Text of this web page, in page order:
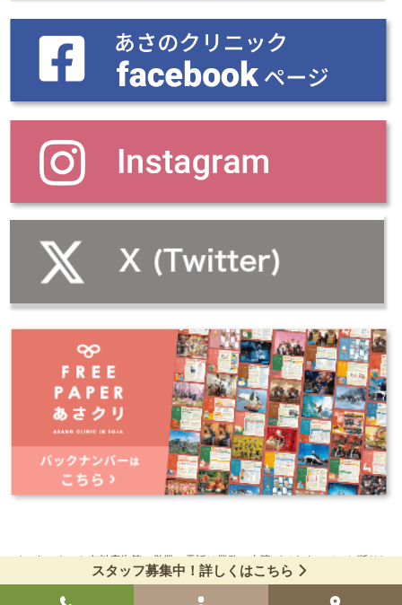
スタッフ募集中！詳しくはこちら
インターネット有料広告等、営業の電話は業務に支障がでますので、お断りし
ています。
Copyright © 2026 総社市 あさのクリニック｜一般内科・老年精神科・訪